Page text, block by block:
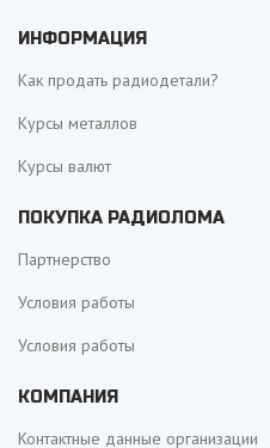
ИНФОРМАЦИЯ
Как продать радиодетали?
Курсы металлов
Курсы валют
ПОКУПКА РАДИОЛОМА
Партнерство
Условия работы
Условия работы
КОМПАНИЯ
Контактные данные организации